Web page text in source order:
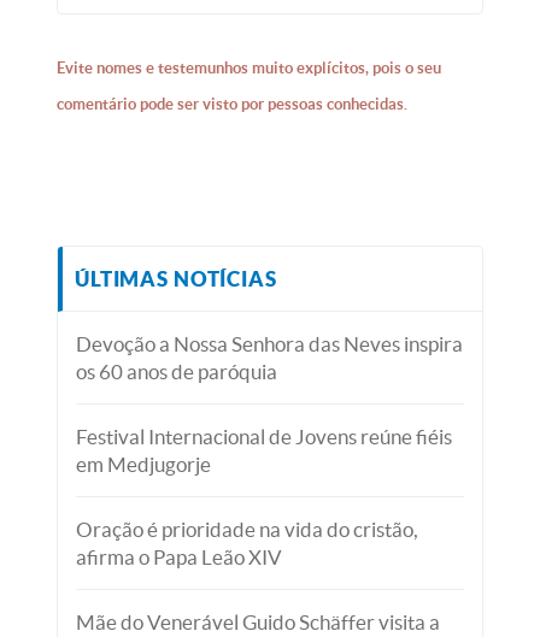
Evite nomes e testemunhos muito explícitos, pois o seu
comentário pode ser visto por pessoas conhecidas.
ÚLTIMAS NOTÍCIAS
Devoção a Nossa Senhora das Neves inspira
os 60 anos de paróquia
Festival Internacional de Jovens reúne fiéis
em Medjugorje
Oração é prioridade na vida do cristão,
afirma o Papa Leão XIV
Mãe do Venerável Guido Schäffer visita a